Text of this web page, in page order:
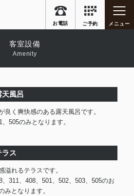
メンバー特典
497-7077
から予約を申し込む
客室設備
Amenity
天風呂
良く爽快感のある露天風呂です。
505のみとなります。
ラス
溢れるテラスです。
311、408、501、502、503、505のお
みとなります。